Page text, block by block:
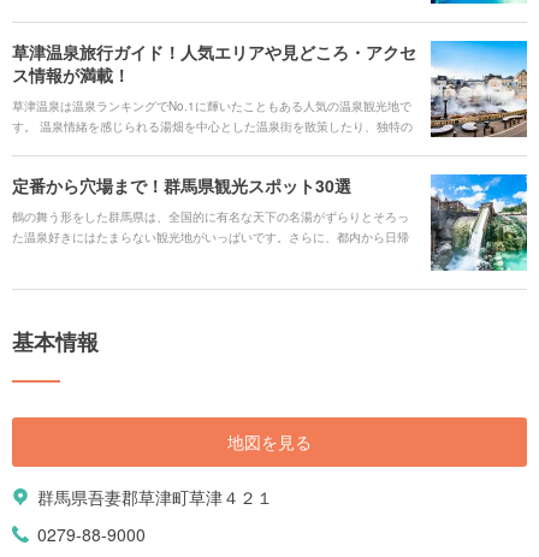
にご紹介します。
草津温泉旅行ガイド！人気エリアや見どころ・アクセ
ス情報が満載！
草津温泉は温泉ランキングでNo.1に輝いたこともある人気の温泉観光地で
す。 温泉情緒を感じられる湯畑を中心とした温泉街を散策したり、独特の
ことができます。温泉を堪能しつつ楽しめるご当地グルメ、アクセスや交
通、イベント情報まで、草津温泉への旅行の魅力をまとめてご紹介しま
す。
定番から穴場まで！群馬県観光スポット30選
鶴の舞う形をした群馬県は、全国的に有名な天下の名湯がずらりとそろっ
た温泉好きにはたまらない観光地がいっぱいです。さらに、都内から日帰
30スポットをご紹介します。
基本情報
地図を見る
群馬県吾妻郡草津町草津４２１
0279-88-9000